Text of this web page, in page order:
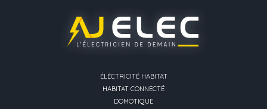
ÉLÉCTRICITÉ HABITAT
HABITAT CONNECTÉ
DOMOTIQUE